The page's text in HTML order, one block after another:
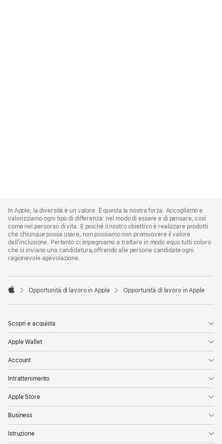
Footer
In Apple, la diversità è un valore. È questa la nostra forza. Accogliamo e
valorizziamo ogni tipo di differenza: nel modo di essere e di pensare, così
come nel percorso di vita. E poiché il nostro obiettivo è realizzare prodotti
che chiunque possa usare, non possiamo non promuovere il valore
dell’inclusione. Pertanto ci impegniamo a trattare in modo equo tutti coloro
che ci inviano una candidatura,offrendo alle persone candidate ogni
ragionevole agevolazione.

Opportunità di lavoro in Apple Opportunità di lavoro in Apple
Scopri e acquista
Apple Wallet
Account
Intrattenimento
Apple Store
Business
Istruzione